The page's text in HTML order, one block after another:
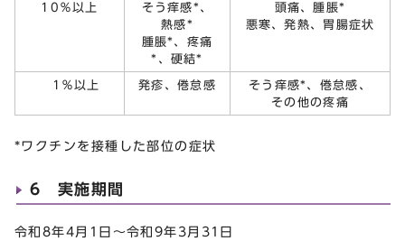
10％以上
そう痒感*、
熱感*
腫脹*、疼痛
*、硬結*
頭痛、腫脹*
悪寒、発熱、胃腸症状
1％以上 発疹、倦怠感
そう痒感*、倦怠感、
その他の疼痛
*ワクチンを接種した部位の症状
6 実施期間
令和8年4月1日～令和9年3月31日